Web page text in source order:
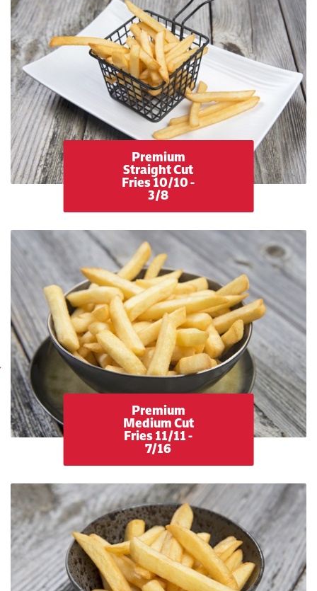
Premium
Straight Cut
Fries 10/10 -
3/8
Premium
Medium Cut
Fries 11/11 -
7/16